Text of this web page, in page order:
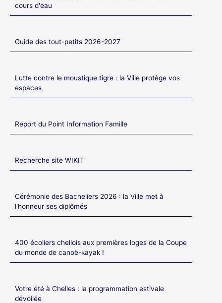
cours d'eau
Guide des tout-petits 2026-2027
Lutte contre le moustique tigre : la Ville protège vos
espaces
Report du Point Information Famille
Recherche site WIKIT
Cérémonie des Bacheliers 2026 : la Ville met à
l'honneur ses diplômés
400 écoliers chellois aux premières loges de la Coupe
du monde de canoë-kayak !
Votre été à Chelles : la programmation estivale
dévoilée